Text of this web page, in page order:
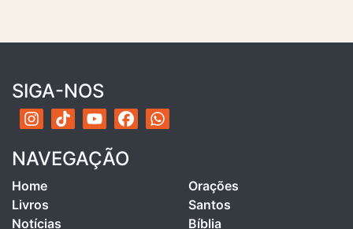
SIGA-NOS
NAVEGAÇÃO
Home
Livros
Notícias
Orações
Santos
Bíblia